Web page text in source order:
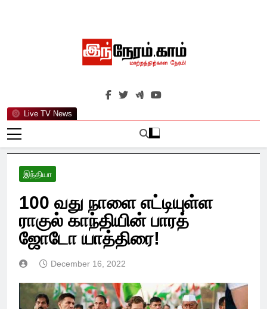
Live TV News
இந்நேரம்.காம்
செய்திகளுக்கு அப்பால்…
இந்தியா
100 வது நாளை எட்டியுள்ள
ராகுல் காந்தியின் பாரத்
ஜோடோ யாத்திரை!
December 16, 2022